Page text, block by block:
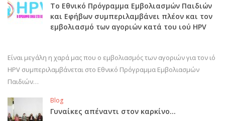
Το Εθνικό Πρόγραμμα Εμβολιασμών Παιδιών
και Εφήβων συμπεριλαμβάνει πλέον και τον
εμβολιασμό των αγοριών κατά του ιού HPV
Είναι μεγάλη η χαρά μας που ο εμβολιασμός των αγοριών για τον ιό
HPV συμπεριλαμβάνεται στο Εθνικό Πρόγραμμα Εμβολιασμών
Παιδιών…
Blog
Γυναίκες απέναντι στον καρκίνο…